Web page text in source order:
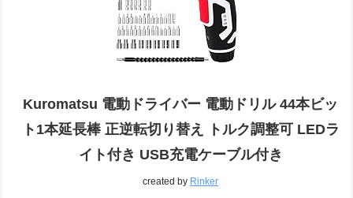
Kuromatsu 電動ドライバー 電動ドリル 44本ビッ
ト1本延長棒 正逆転切り替え トルク調整可 LEDラ
イト付き USB充電ケーブル付き
created by Rinker